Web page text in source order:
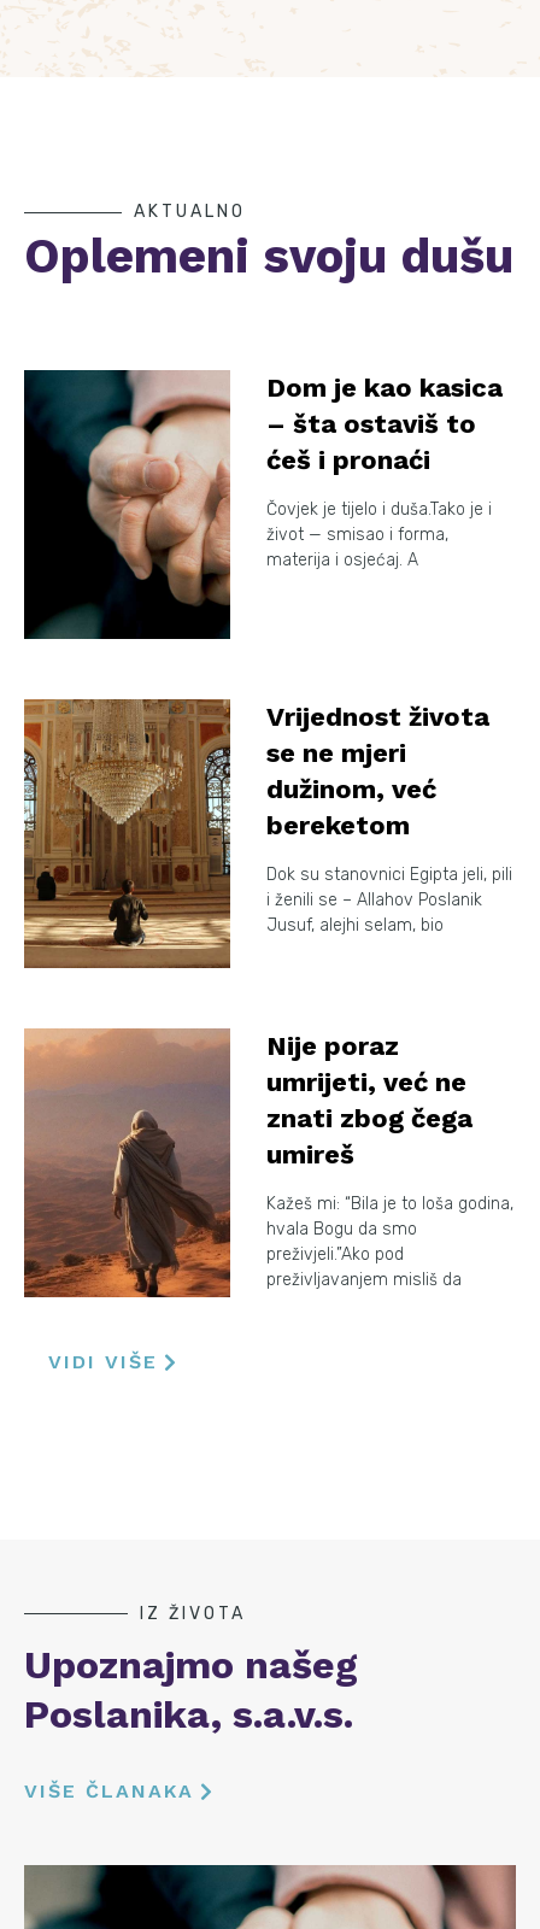
AKTUALNO
Oplemeni svoju dušu
Dom je kao kasica
– šta ostaviš to
ćeš i pronaći
Čovjek je tijelo i duša.Tako je i
život — smisao i forma,
materija i osjećaj. A
Vrijednost života
se ne mjeri
dužinom, već
bereketom
Dok su stanovnici Egipta jeli, pili
i ženili se – Allahov Poslanik
Jusuf, alejhi selam, bio
Nije poraz
umrijeti, već ne
znati zbog čega
umireš
Kažeš mi: “Bila je to loša godina,
hvala Bogu da smo
preživjeli.”Ako pod
preživljavanjem misliš da
VIDI VIŠE
IZ ŽIVOTA
Upoznajmo našeg
Poslanika, s.a.v.s.
VIŠE ČLANAKA